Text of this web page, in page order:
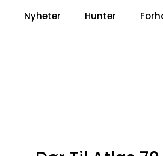
Nyheter Hunter